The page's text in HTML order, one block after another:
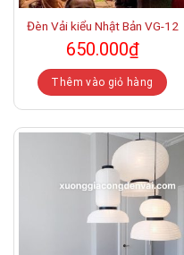
Đèn Vải kiểu Nhật Bản VG-12
650.000₫
Thêm vào giỏ hàng